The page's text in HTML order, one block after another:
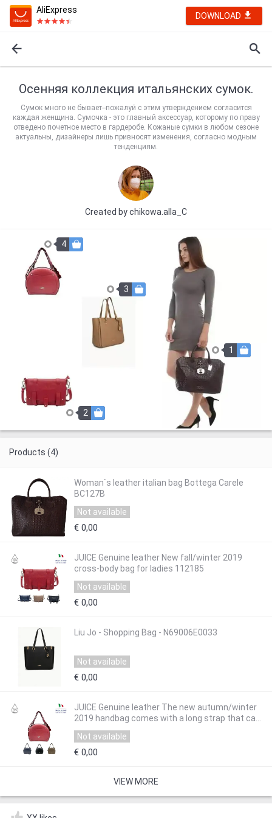
AliExpress
DOWNLOAD
Осенняя коллекция итальянских сумок.
Сумок много не бывает--пожалуй с этим утверждением согласится
каждая женщина. Сумочка - это главный аксессуар, которому по праву
отведено почетное место в гардеробе. Кожаные сумки в любом сезоне
актуальны, дизайнеры лишь привносят изменения, согласно модным
тенденциям.
Created bychikowa.alla_C
1
2
3
4
Products (4)
Woman`s leather italian bag Bottega Carele
BC127B
Not available
€ 0,00
JUICE Genuine leather New fall/winter 2019
cross-body bag for ladies 112185
Not available
€ 0,00
Liu Jo - Shopping Bag - N69006E0033
Not available
€ 0,00
JUICE Genuine leather The new autumn/winter
2019 handbag comes with a long strap that can
be worn across the body 112196
Not available
€ 0,00
VIEW MORE